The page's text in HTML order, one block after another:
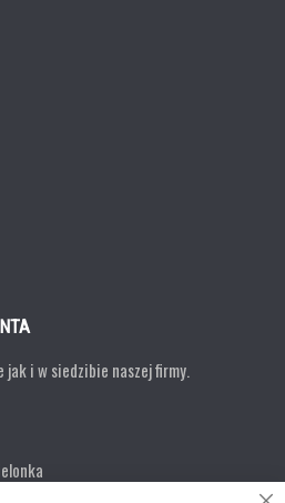
i w siedzibie naszej firmy.